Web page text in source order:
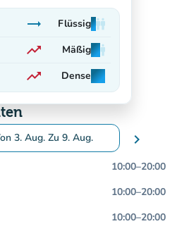
trending_flat Flüssigman
man
man
trending_up Mäßigman
man
man
trending_up
Auf dem Vormarsch
Denseman
man
man
3. Aug. Zu 9. Aug.
den Kalender, um Daten zu
chevron_right
10:00–20:00
10:00–20:00
10:00–20:00